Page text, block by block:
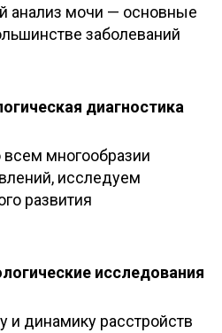
анализ мочи — основные
заболеваний
диагностика
многообразии
исследуем
развития
исследования
и динамику расстройств